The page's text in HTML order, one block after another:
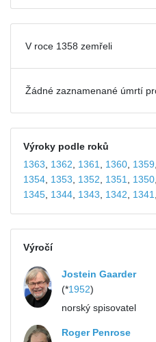
V roce 1358 zemřeli
Žádné zaznamenané úmrtí
Výroky podle roků
1363
1362 1361 1360, 1359
1354, 1353 1352 1351 1350,
1345, 1344, 1343 1342 1341
Výročí
Jostein Gaarder
(*1952)
norský spisovatel
Roger Penrose